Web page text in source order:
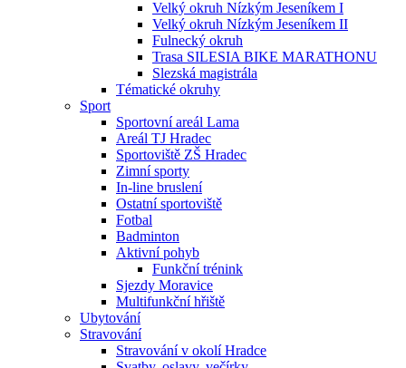
Velký okruh Nízkým Jeseníkem I
Velký okruh Nízkým Jeseníkem II
Fulnecký okruh
Trasa SILESIA BIKE MARATHONU
Slezská magistrála
Tématické okruhy
Sport
Sportovní areál Lama
Areál TJ Hradec
Sportoviště ZŠ Hradec
Zimní sporty
In-line bruslení
Ostatní sportoviště
Fotbal
Badminton
Aktivní pohyb
Funkční trénink
Sjezdy Moravice
Multifunkční hřiště
Ubytování
Stravování
Stravování v okolí Hradce